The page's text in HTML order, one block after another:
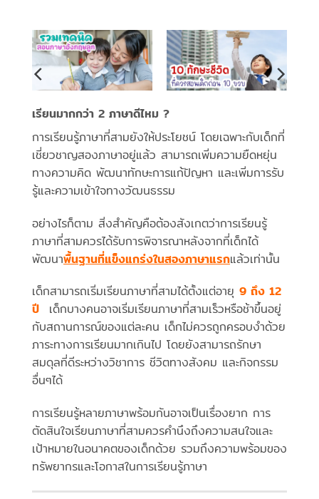
เรียนมากกว่า 2 ภาษาดีไหม ?
การเรียนรู้ภาษาที่สามยังให้ประโยชน์ โดยเฉพาะกับเด็กที่
เชี่ยวชาญสองภาษาอยู่แล้ว สามารถเพิ่มความยืดหยุ่น
ทางความคิด พัฒนาทักษะการแก้ปัญหา และเพิ่มการรับ
รู้และความเข้าใจทางวัฒนธรรม
อย่างไรก็ตาม สิ่งสำคัญคือต้องสังเกตว่าการเรียนรู้
ภาษาที่สามควรได้รับการพิจารณาหลังจากที่เด็กได้
พัฒนาพื้นฐานที่แข็งแกร่งในสองภาษาแรกแล้วเท่านั้น
เด็กสามารถเริ่มเรียนภาษาที่สามได้ตั้งแต่อายุ 9 ถึง 12
ปี เด็กบางคนอาจเริ่มเรียนภาษาที่สามเร็วหรือช้าขึ้นอยู่
กับสถานการณ์ของแต่ละคน เด็กไม่ควรถูกครอบงำด้วย
ภาระทางการเรียนมากเกินไป โดยยังสามารถรักษา
สมดุลที่ดีระหว่างวิชาการ ชีวิตทางสังคม และกิจกรรม
อื่นๆได้
การเรียนรู้หลายภาษาพร้อมกันอาจเป็นเรื่องยาก การ
ตัดสินใจเรียนภาษาที่สามควรคำนึงถึงความสนใจและ
เป้าหมายในอนาคตของเด็กด้วย รวมถึงความพร้อมของ
ทรัพยากรและโอกาสในการเรียนรู้ภาษา